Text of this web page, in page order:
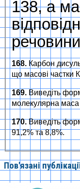
138, а
168. Карбон
що масові частки
169. Виведіть
молекулярна
170.Виведіть
91,2% та 8,8%.
Пов'язані